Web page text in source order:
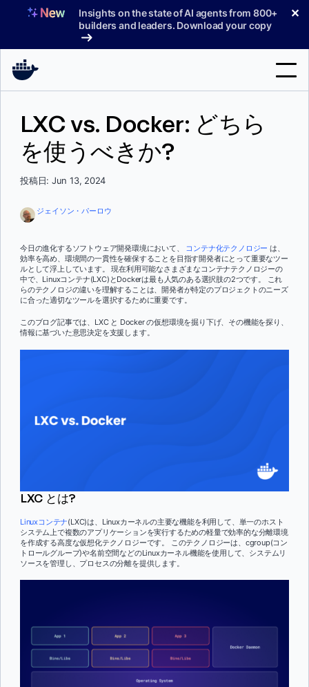
へ
Insights on the state of AI agents from 800+
builders and leaders. Download your copy
✕
製品
ドキュメント
索
サインイン
LXC vs. Docker: どちら
を使うべきか?
投稿日: Jun 13, 2024
ジェイソン・パーロウ
今日の進化するソフトウェア開発環境において、 コンテナ化テクノロジー は、
効率を高め、環境間の一貫性を確保することを目指す開発者にとって重要なツー
ルとして浮上しています。 現在利用可能なさまざまなコンテナテクノロジーの
中で、Linuxコンテナ(LXC)とDockerは最も人気のある選択肢の2つです。 これ
らのテクノロジの違いを理解することは、開発者が特定のプロジェクトのニーズ
に合った適切なツールを選択するために重要です。
このブログ記事では、LXC と Docker の仮想環境を掘り下げ、その機能を探り、
情報に基づいた意思決定を支援します。
LXC とは?
Linuxコンテナ(LXC)は、Linuxカーネルの主要な機能を利用して、単一のホスト
システム上で複数のアプリケーションを実行するための軽量で効率的な分離環境
を作成する高度な仮想化テクノロジーです。 このテクノロジーは、cgroup(コン
トロールグループ)や名前空間などのLinuxカーネル機能を使用して、システムリ
ソースを管理し、プロセスの分離を提供します。